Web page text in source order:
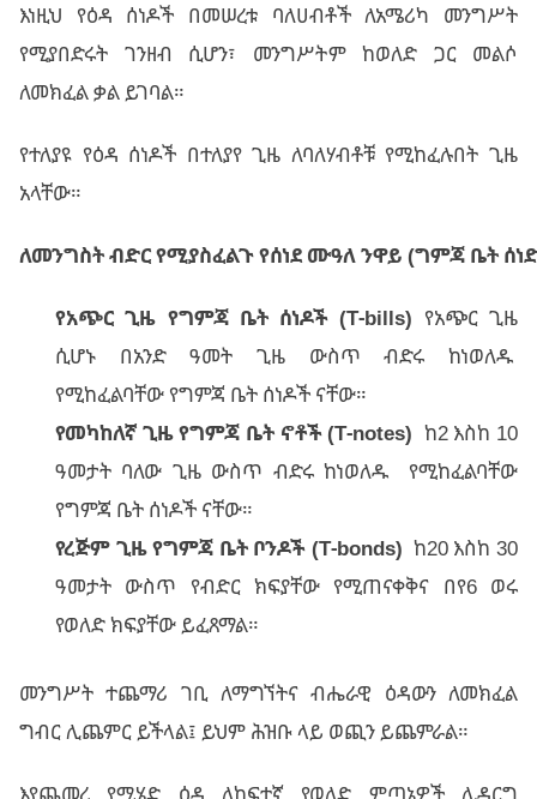
እነዚህ የዕዳ ሰነዶች በመሠረቱ ባለሀብቶች ለአሜሪካ መንግሥት
የሚያበድሩት ገንዘብ ሲሆን፣ መንግሥትም ከወለድ ጋር መልሶ
ለመክፈል ቃል ይገባል።
የተለያዩ የዕዳ ሰነዶች በተለያየ ጊዜ ለባለሃብቶቹ የሚከፈሉበት ጊዜ
አላቸው።
ለመንግስትብድርየሚያስፈልጉየሰነደ ሙዓለንዋይ (ግምጃ ቤት
የአጭር ጊዜ የግምጃ ቤት ሰነዶች (T-bills) የአጭር ጊዜ
ሲሆኑ በአንድ ዓመት ጊዜ ውስጥ ብድሩ ከነወለዱ
የሚከፈልባቸው የግምጃ ቤት ሰነዶች ናቸው።
የመካከለኛ ጊዜ የግምጃ ቤት ኖቶች(T-notes) ከ2 እስከ 10
ዓመታት ባለው ጊዜ ውስጥ ብድሩ ከነወለዱ የሚከፈልባቸው
የግምጃ ቤት ሰነዶች ናቸው።
የረጅም ጊዜየግምጃ ቤት ቦንዶች (T-bonds) ከ20 እስከ 30
ዓመታት ውስጥ የብድር ክፍያቸው የሚጠናቀቅና በየ6 ወሩ
የወለድ ክፍያቸው ይፈጸማል።
መንግሥት ተጨማሪ ገቢ ለማግኘትና ብሔራዊ ዕዳውን ለመክፈል
ግብር ሊጨምር ይችላል፤ ይህም ሕዝቡ ላይ ወጪን ይጨምራል።